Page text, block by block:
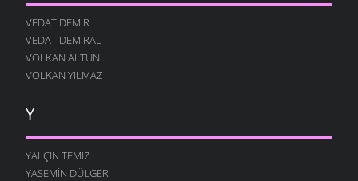
VEDAT DEMIR
VEDAT DEMIRAL
VOLKAN ALTUN
VOLKAN YILMAZ
Y
YALÇIN TEMIZ
YASEMIN DÜLGER